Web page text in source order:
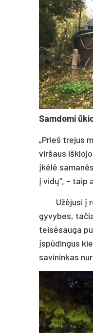
Samdomi
„Prieš trejus
viršaus
įkėlė
į vidų“, – taip
Užėjusi į
gyvybes,
teisėsauga
įspūdingus
savininkas